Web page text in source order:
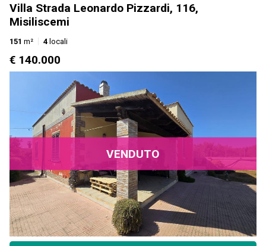
Villa Strada Leonardo Pizzardi, 116,
Misiliscemi
151 m² 4 locali
€ 140.000
VENDUTO